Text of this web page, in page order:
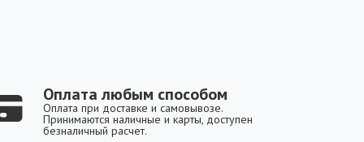
Оплата любым способом
Оплата при доставке и самовывозе.
Принимаются наличные и карты, доступен
безналичный расчет.